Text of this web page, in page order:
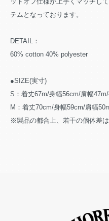
テムとなっております。
DETAIL：
60% cotton 40% polyester
●SIZE(実寸)
S：着丈67m/身幅56cm/肩幅
M：着丈70cm/身幅59cm/肩幅
※製品の都合上、若干の個体差